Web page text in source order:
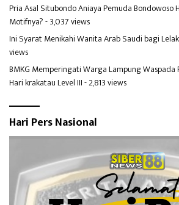
Pria Asal Situbondo Aniaya Pemuda Bondowoso
Motifnya?- 3,037 views
Ini Syarat Menikahi Wanita Arab Saudi bagi
views
BMKG Memperingati Warga Lampung Waspada
Hari krakatau Level III- 2,813 views
Hari Pers Nasional